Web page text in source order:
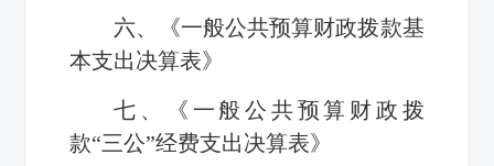
六、《一般公共预算财政拨款基
本支出决算表》
七、《一般公共预算财政拨
款“三公”经费支出决算表》